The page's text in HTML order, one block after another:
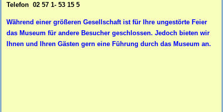
Telefon 02 57 1- 53 15 5
Während einer größeren Gesellschaft ist für Ihre ungestörte Feier
das Museum für andere Besucher geschlossen. Jedoch bieten wir
Ihnen und Ihren Gästen gern eine Führung durch das Museum an.